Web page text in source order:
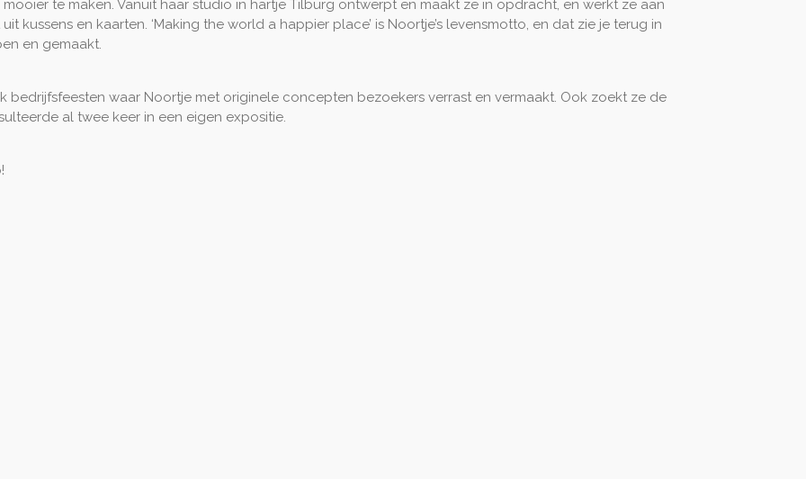
te maken. Vanuit haar studio in hartje Tilburg ontwerpt en maakt ze in opdracht, en werkt ze aan
kussens en kaarten. ‘Making the world a happier place’ is Noortje’s levensmotto, en dat zie je terug in
en gemaakt.
bedrijfsfeesten waar Noortje met originele concepten bezoekers verrast en vermaakt. Ook zoekt ze de
al twee keer in een eigen expositie.